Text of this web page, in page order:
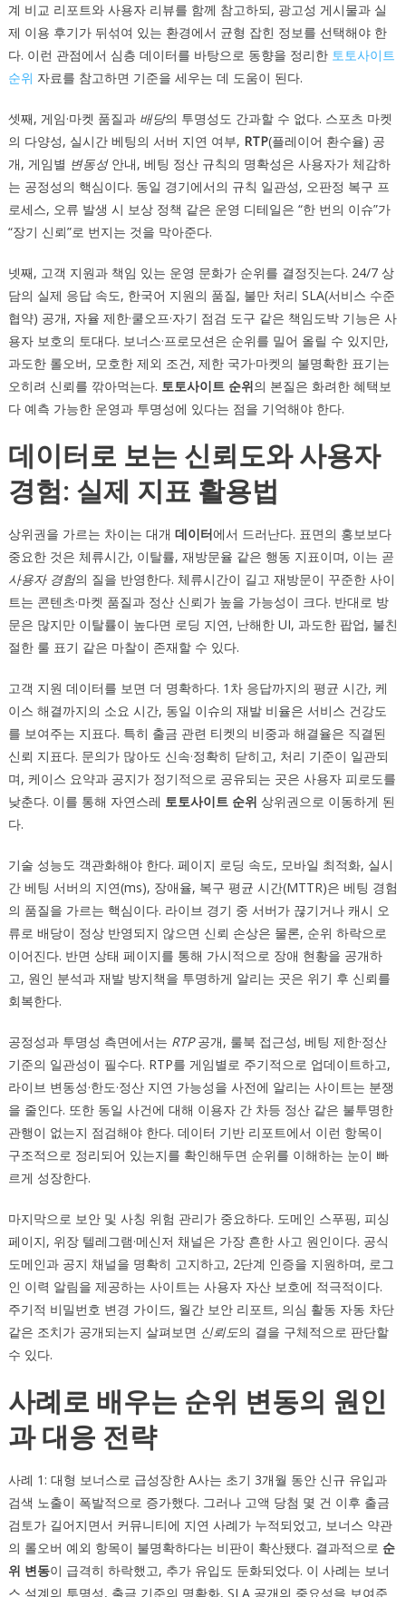
계 비교 리포트와 사용자 리뷰를 함께 참고하되, 광고성 게시물과 실
제 이용 후기가 뒤섞여 있는 환경에서 균형 잡힌 정보를 선택해야 한
다. 이런 관점에서 심층 데이터를 바탕으로 동향을 정리한 토토사이트
순위 자료를 참고하면 기준을 세우는 데 도움이 된다.
셋째, 게임·마켓 품질과 배당의 투명성도 간과할 수 없다. 스포츠 마켓
의 다양성, 실시간 베팅의 서버 지연 여부, RTP(플레이어 환수율) 공
개, 게임별 변동성안내, 베팅 정산 규칙의 명확성은 사용자가 체감하
는 공정성의 핵심이다. 동일 경기에서의 규칙 일관성, 오판정 복구 프
로세스, 오류 발생 시 보상 정책 같은 운영 디테일은 “한 번의 이슈”가
“장기 신뢰”로 번지는 것을 막아준다.
넷째, 고객 지원과 책임 있는 운영 문화가 순위를 결정짓는다. 24/7 상
담의 실제 응답 속도, 한국어 지원의 품질, 불만 처리 SLA(서비스 수준
협약) 공개, 자율 제한·쿨오프·자기 점검 도구 같은 책임도박 기능은 사
용자 보호의 토대다. 보너스·프로모션은 순위를 밀어 올릴 수 있지만,
과도한 롤오버, 모호한 제외 조건, 제한 국가·마켓의 불명확한 표기는
오히려 신뢰를 깎아먹는다. 토토사이트 순위의 본질은 화려한 혜택보
다 예측 가능한 운영과 투명성에 있다는 점을 기억해야 한다.
데이터로 보는 신뢰도와 사용자
경험: 실제 지표 활용법
상위권을 가르는 차이는 대개 데이터에서 드러난다. 표면의 홍보보다
중요한 것은 체류시간, 이탈률, 재방문율 같은 행동 지표이며, 이는 곧
사용자 경험의 질을 반영한다. 체류시간이 길고 재방문이 꾸준한 사이
트는 콘텐츠·마켓 품질과 정산 신뢰가 높을 가능성이 크다. 반대로 방
문은 많지만 이탈률이 높다면 로딩 지연, 난해한 UI, 과도한 팝업, 불친
절한 룰 표기 같은 마찰이 존재할 수 있다.
고객 지원 데이터를 보면 더 명확하다. 1차 응답까지의 평균 시간, 케
이스 해결까지의 소요 시간, 동일 이슈의 재발 비율은 서비스 건강도
를 보여주는 지표다. 특히 출금 관련 티켓의 비중과 해결율은 직결된
신뢰 지표다. 문의가 많아도 신속·정확히 닫히고, 처리 기준이 일관되
며, 케이스 요약과 공지가 정기적으로 공유되는 곳은 사용자 피로도를
낮춘다. 이를 통해 자연스레 토토사이트 순위 상위권으로 이동하게 된
다.
기술 성능도 객관화해야 한다. 페이지 로딩 속도, 모바일 최적화, 실시
간 베팅 서버의 지연(ms), 장애율, 복구 평균 시간(MTTR)은 베팅 경험
의 품질을 가르는 핵심이다. 라이브 경기 중 서버가 끊기거나 캐시 오
류로 배당이 정상 반영되지 않으면 신뢰 손상은 물론, 순위 하락으로
이어진다. 반면 상태 페이지를 통해 가시적으로 장애 현황을 공개하
고, 원인 분석과 재발 방지책을 투명하게 알리는 곳은 위기 후 신뢰를
회복한다.
공정성과 투명성 측면에서는 RTP공개, 룰북 접근성, 베팅 제한·정산
기준의 일관성이 필수다. RTP를 게임별로 주기적으로 업데이트하고,
라이브 변동성·한도·정산 지연 가능성을 사전에 알리는 사이트는 분쟁
을 줄인다. 또한 동일 사건에 대해 이용자 간 차등 정산 같은 불투명한
관행이 없는지 점검해야 한다. 데이터 기반 리포트에서 이런 항목이
구조적으로 정리되어 있는지를 확인해두면 순위를 이해하는 눈이 빠
르게 성장한다.
마지막으로 보안 및 사칭 위험 관리가 중요하다. 도메인 스푸핑, 피싱
페이지, 위장 텔레그램·메신저 채널은 가장 흔한 사고 원인이다. 공식
도메인과 공지 채널을 명확히 고지하고, 2단계 인증을 지원하며, 로그
인 이력 알림을 제공하는 사이트는 사용자 자산 보호에 적극적이다.
주기적 비밀번호 변경 가이드, 월간 보안 리포트, 의심 활동 자동 차단
같은 조치가 공개되는지 살펴보면 신뢰도의 결을 구체적으로 판단할
수 있다.
사례로 배우는 순위 변동의 원인
과 대응 전략
사례 1: 대형 보너스로 급성장한 A사는 초기 3개월 동안 신규 유입과
검색 노출이 폭발적으로 증가했다. 그러나 고액 당첨 몇 건 이후 출금
검토가 길어지면서 커뮤니티에 지연 사례가 누적되었고, 보너스 약관
의 롤오버 예외 항목이 불명확하다는 비판이 확산됐다. 결과적으로 순
위 변동이 급격히 하락했고, 추가 유입도 둔화되었다. 이 사례는 보너
스 설계의 투명성, 출금 기준의 명확화, SLA 공개의 중요성을 보여준